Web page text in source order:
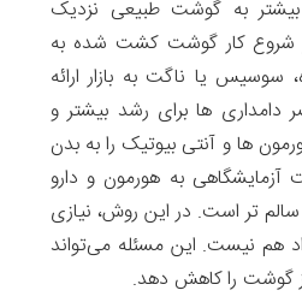
به گوشت طبیعی نزدیک
شروع کار گوشت کشت شده به
یا ناگت به بازار ارائه
ها برای رشد بیشتر و
ها و آنتی بیوتیک را به بدن
آزمایشگاهی به هورمون و دارو
سالم تر است. در این روش، نیازی
هم نیست. این مسئله می‌تواند
گوشت‌ را کاهش دهد.